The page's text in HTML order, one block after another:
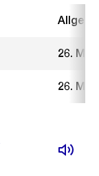
26.
26.